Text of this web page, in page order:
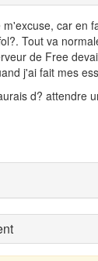
m'excuse, car en
Tout va
de Free
j'ai fait mes
d? attendre